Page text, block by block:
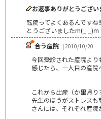
お返事ありがとうござい
転院ってよくあるんです
とうございましたm(_ _)m
合う産院 | 2010/10/20
今回受診された産院よ
感じたら、一人目の産院
これから出産（か里帰
先生のほうがストレス
さんには、それぞれ産院